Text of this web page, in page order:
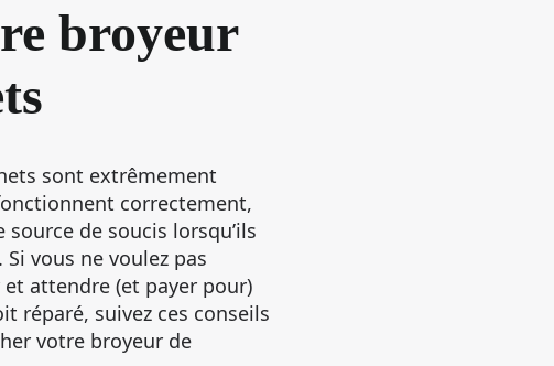
broyeur
sont extrêmement
correctement,
de soucis lorsqu’ils
vous ne voulez pas
attendre (et payer pour)
réparé, suivez ces conseils
votre broyeur de